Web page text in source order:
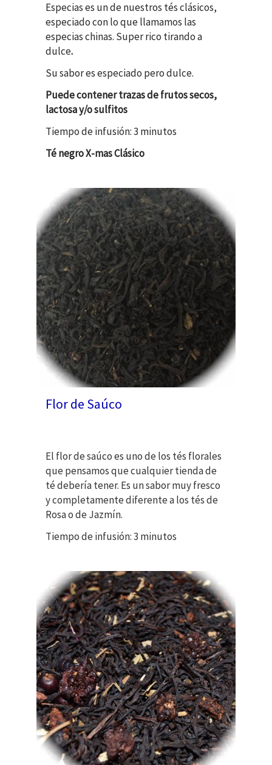
Especias es un de nuestros tés clásicos,
especiado con lo que llamamos las
especias chinas. Super rico tirando a
dulce.
Su sabor es especiado pero dulce.
Puede contener trazas de frutos secos,
lactosa y/o sulfitos
Tiempo de infusión: 3 minutos
Té negro X-mas Clásico
Flor de Saúco
El flor de saúco es uno de los tés florales
que pensamos que cualquier tienda de
té debería tener. Es un sabor muy fresco
y completamente diferente a los tés de
Rosa o de Jazmín.
Tiempo de infusión: 3 minutos